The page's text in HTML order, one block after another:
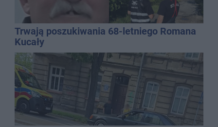
Trwają poszukiwania 68-letniego Romana
Kucały